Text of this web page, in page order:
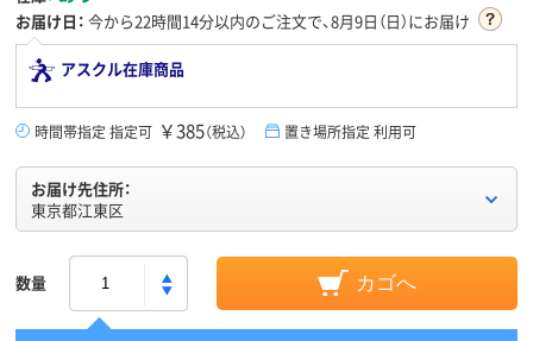
お届け日： 今から22時間14分以内のご注文で、8月9日（日）にお届け
アスクル在庫商品
時間帯指定 指定可 ￥385（税込） 置き場所指定 利用可
お届け先住所：
東京都江東区
数量 カゴへ